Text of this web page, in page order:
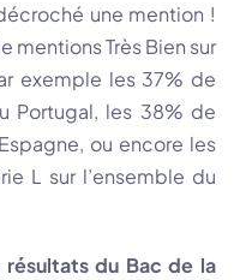
une mention !
mentions Très Bien sur
exemple les 37% de
Portugal, les 38% de
ou encore les
L sur l’ensemble du
du Bac de la